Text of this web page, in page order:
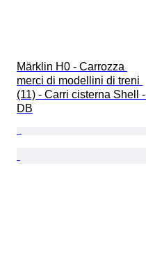
Märklin H0 - Carrozza
merci di modellini di treni
(11) - Carri cisterna Shell -
DB